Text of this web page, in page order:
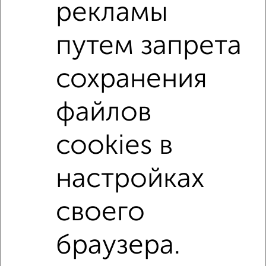
3-к квартиры
Поиск по схожим параметрам:
микрорайон Юбилейный на улице Петрова
не первый этаж не последний этаж с балконом
с центральным отоплением
в панельном доме с раздельным санузлом
Однокомнатные Двухкомнатные Трехкомнатные
В новостройке
В строящемся доме
Контакты
Политика конфиденциальности
Пользовательское соглашение
рекламы
путем запрета
сохранения
файлов
cookies в
настройках
своего
браузера.